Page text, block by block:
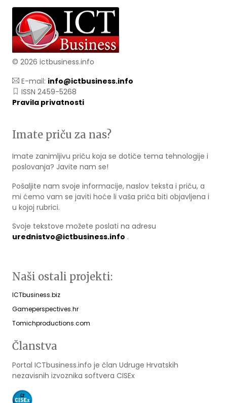
© 2026 ictbusiness.info
E-mail: info@ictbusiness.info
ISSN 2459-5268
Pravila privatnosti
Imate priču za nas?
Imate zanimljivu priču koja se dotiče tema tehnologije i
poslovanja? Javite nam se!
Pošaljite nam svoje informacije, naslov teksta i priču, a
mi ćemo vam se javiti hoće li vaša priča biti objavljena i
u kojoj rubrici.
Svoje tekstove možete poslati na adresu
urednistvo@ictbusiness.info .
Naši ostali projekti:
ICTbusiness.biz
Gameperspectives.hr
Tomichproductions.com
Članstva
Portal ICTbusiness.info je član Udruge Hrvatskih
nezavisnih izvoznika softvera CISEx